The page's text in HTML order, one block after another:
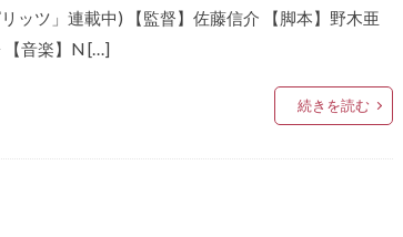
ッツ」連載中) 【監督】佐藤信介 【脚本】野木亜
【音楽】N […]
続きを読む